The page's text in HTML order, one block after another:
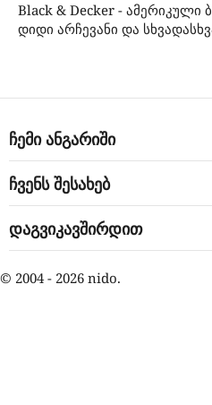
Black & Decker - ამერიკული
დიდი არჩევანი და
ჩემი ანგარიში
ჩვენს შესახებ
დაგვიკავშირდით
© 2004 - 2026 nido.